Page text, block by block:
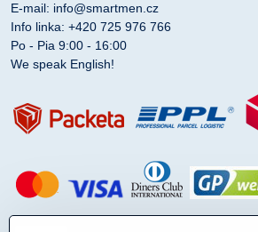
E-mail: info@smartmen.cz
Info linka: +420 725 976 766
Po - Pia 9:00 - 16:00
We speak English!